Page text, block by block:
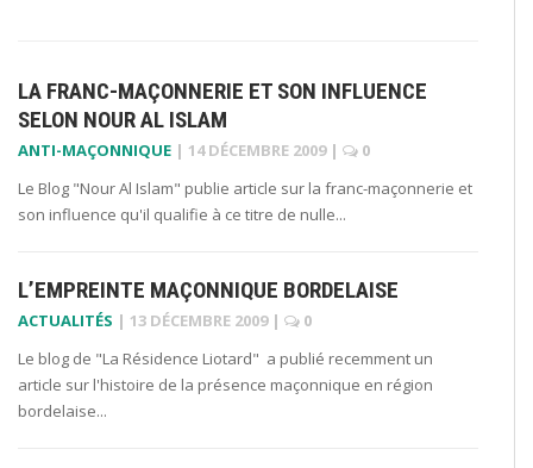
LA FRANC-MAÇONNERIE ET SON INFLUENCE
SELON NOUR AL ISLAM
ANTI-MAÇONNIQUE | 14 DÉCEMBRE 2009 |
0
Le Blog "Nour Al Islam" publie article sur la franc-maçonnerie et
son influence qu'il qualifie à ce titre de nulle...
L’EMPREINTE MAÇONNIQUE BORDELAISE
ACTUALITÉS | 13 DÉCEMBRE 2009 |
0
Le blog de "La Résidence Liotard" a publié recemment un
article sur l'histoire de la présence maçonnique en région
bordelaise...